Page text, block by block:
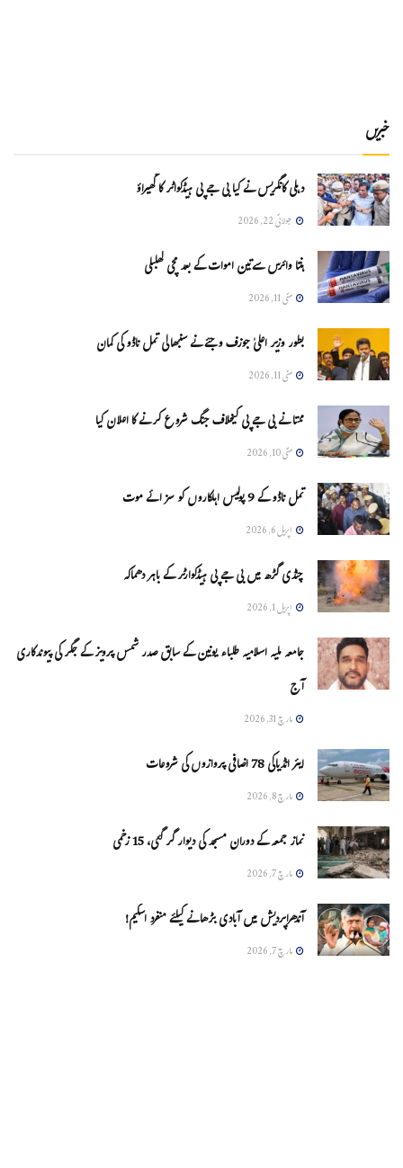
خبریں
دہلی کانگریس نے کیا بی جے پی ہیڈکواٹر کا گھیراؤ
جولائی 22, 2026
ہنتا وائرس سےتین اموات کے بعد مچی کھلبلی
مئی 11, 2026
بطور وزیر اعلیٰ جوزف وجئے نے سنبھالی تمل ناڈو کی کمان
مئی 11, 2026
ممتا نے بی جے پی کیخلاف جنگ شروع کرنے کا اعلان کیا
مئی 10, 2026
تمل ناڈو کے 9 پولیس اہلکاروں کو سزائے موت
اپریل 6, 2026
چنڈی گڑھ میں بی جے پی ہیڈکوارٹر کے باہر دھماکہ
اپریل 1, 2026
جامعہ ملیہ اسلامیہ طلباء یونین کے سابق صدر شمس پرویز کے جگر کی پیوندکاری
آج
مارچ 31, 2026
ایئر انڈیاکی 78 اضافی پروازوں کی شروعات
مارچ 8, 2026
نماز جمعہ کے دوران مسجد کی دیوار گر گئی، 15 زخمی
مارچ 7, 2026
آندھراپردیش میں آبادی بڑھانے کیلئے منفرد اسکیم!
مارچ 7, 2026